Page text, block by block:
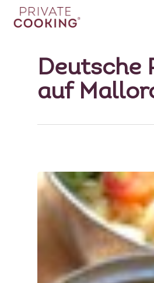
Hit enter to search or
Deutsche
auf